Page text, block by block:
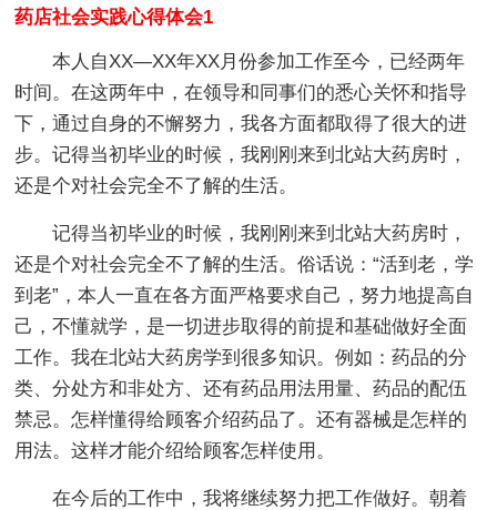
药店社会实践心得体会1
本人自XX—XX年XX月份参加工作至今，已经两年
时间。在这两年中，在领导和同事们的悉心关怀和指导
下，通过自身的不懈努力，我各方面都取得了很大的进
步。记得当初毕业的时候，我刚刚来到北站大药房时，
还是个对社会完全不了解的生活。
记得当初毕业的时候，我刚刚来到北站大药房时，
还是个对社会完全不了解的生活。俗话说：“活到老，学
到老”，本人一直在各方面严格要求自己，努力地提高自
己，不懂就学，是一切进步取得的前提和基础做好全面
工作。我在北站大药房学到很多知识。例如：药品的分
类、分处方和非处方、还有药品用法用量、药品的配伍
禁忌。怎样懂得给顾客介绍药品了。还有器械是怎样的
用法。这样才能介绍给顾客怎样使用。
在今后的工作中，我将继续努力把工作做好。朝着